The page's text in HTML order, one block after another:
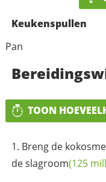
Keukenspullen
Pan
TOON
Breng de
deslagroom(125